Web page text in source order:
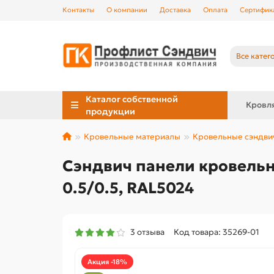
Контакты О компании Доставка Оплата
Все
Каталог собственной
продукции
Кровельные материалы Кровельные
Сэндвич панели
0.5/0.5, RAL5024
3 отзыва Код товара: 35269-01
Акция -18%